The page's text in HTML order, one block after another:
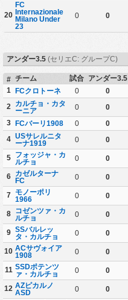
20
FC
Internazionale
Milano Under
23
0 0
アンダー3.5 (セリエC: グループC)
# チーム 試合 アンダー3.5
1 FCクロトーネ 0 0
2
カルチョ・カタ
ーニア
0 0
3 FCバーリ1908 0 0
4
USサレルニタ
ーナ1919
0 0
5
フォッジャ・カ
ルチョ
0 0
6
カゼルターナ
FC
0 0
7
モノーポリ
1966
0 0
8
コゼンツァ・カ
ルチョ
0 0
9
SSバルレッ
タ・カルチョ
0 0
10 ACサヴォイア
1908
0 0
11 SSDポテンツ
ァ・カルチョ
0 0
12 AZピカルノ
ASD
0 0